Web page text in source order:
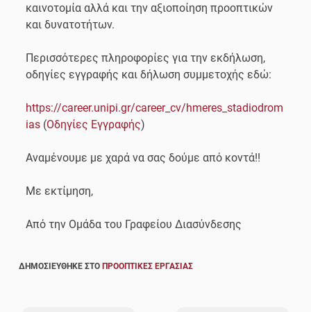
καινοτομία αλλά και την αξιοποίηση προοπτικών
και δυνατοτήτων.
Περισσότερες πληροφορίες για την εκδήλωση,
οδηγίες εγγραφής και δήλωση συμμετοχής εδώ:
https://career.unipi.gr/career_cv/hmeres_stadiodrom
ias (Οδηγίες Εγγραφής)
Αναμένουμε με χαρά να σας δούμε από κοντά!!
Mε εκτίμηση,
Από την Ομάδα του Γραφείου Διασύνδεσης
ΔΗΜΟΣΙΕΎΘΗΚΕ ΣΤΟΠΡΟΟΠΤΙΚΈΣ ΕΡΓΑΣΊΑΣ